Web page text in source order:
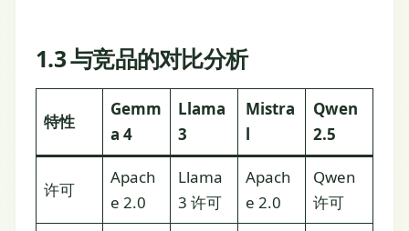
1.3 与竞品的对比分析
特性
Gemm
a 4
Llama
3
Mistra
l
Qwen
2.5
许可
Apach
e 2.0
Llama
3 许可
Apach
e 2.0
Qwen
许可